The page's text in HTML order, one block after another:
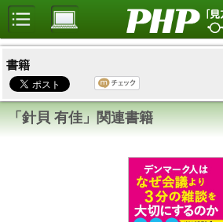
書籍
「針貝 有佳」関連書籍